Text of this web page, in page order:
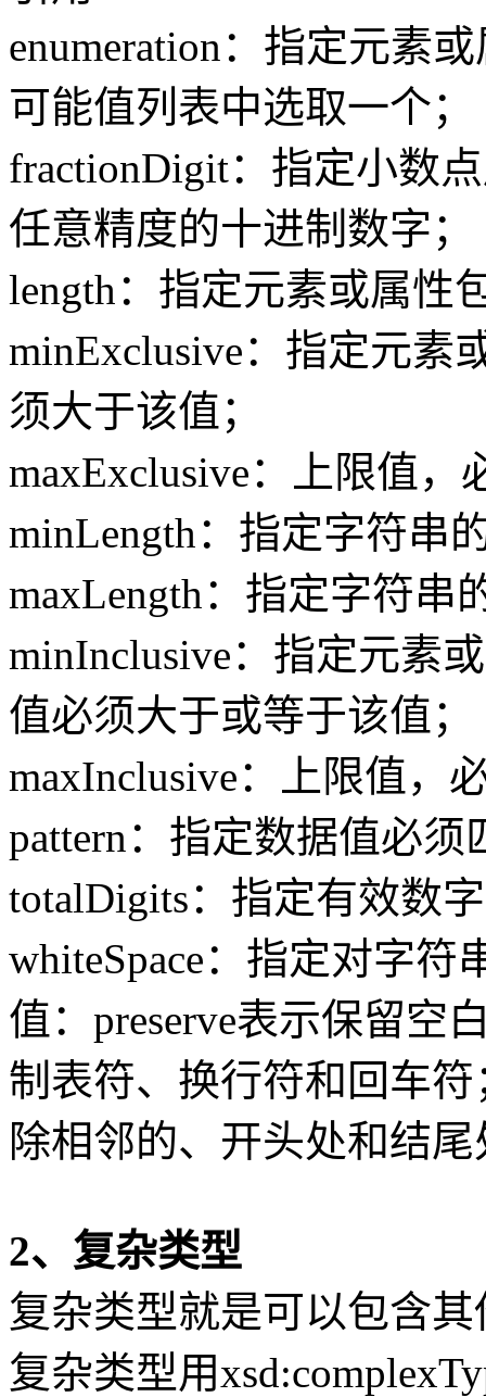
enumeration：指定元素
可能值列表中选取一个；
fractionDigit：指定小数
任意精度的十进制数字；
length：指定元素或属性
minExclusive：指定元素
须大于该值；
maxExclusive：上限值，
minLength：指定字符串
maxLength：指定字符串
minInclusive：指定元素
值必须大于或等于该值；
maxInclusive：上限值，
pattern：指定数据值必
totalDigits：指定有效数
whiteSpace：指定对字
值：preserve表示保留空
制表符、换行符和回车符
除相邻的、开头处和结
2、复杂类型
复杂类型就是可以包含其
复杂类型用